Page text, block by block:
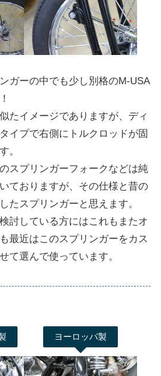
ガーの中でも少し別格のM-USA
たイメージでありますが、ディ
イプで右側にトルクロッドが固
。
スプリンガーフォークなどは純
ておりますが、その仕様と昔の
たスプリンガーと思えます。
討している方にはこれもまたオ
最近はこのスプリンガーをカス
て選んで使っています。
ヨーロッパ製